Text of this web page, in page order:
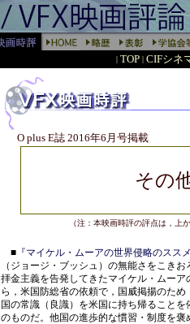
| TOP | CIFシネ
O plus E誌 2016年6月号掲載
その
（注：本映画時評の評点は，上
■ 『マイケル・ムーアの世界侵略のスス
（ジョージ・ブッシュ）の無能さをこき
拝金主義を告発してきたマイケル・ムー
ら，米国防総省の依頼で，国威掲揚のた
国の常識（良識）を米国に持ち帰ること
のものだ。他国の進歩的な慣習・制度を